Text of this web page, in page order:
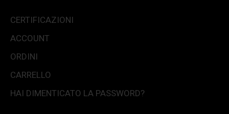
CERTIFICAZIONI
ACCOUNT
ORDINI
CARRELLO
HAI DIMENTICATO LA PASSWORD?